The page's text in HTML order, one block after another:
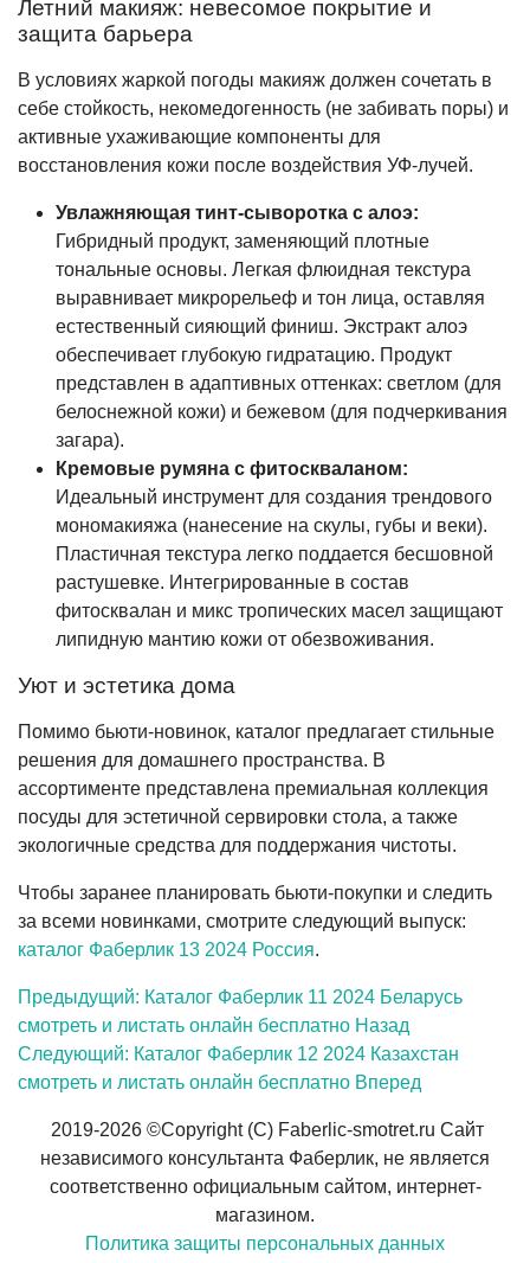
Летний макияж: невесомое покрытие и
защита барьера
В условиях жаркой погоды макияж должен сочетать в
себе стойкость, некомедогенность (не забивать поры) и
активные ухаживающие компоненты для
восстановления кожи после воздействия УФ-лучей.
Увлажняющая тинт-сыворотка с алоэ:
Гибридный продукт, заменяющий плотные
тональные основы. Легкая флюидная текстура
выравнивает микрорельеф и тон лица, оставляя
естественный сияющий финиш. Экстракт алоэ
обеспечивает глубокую гидратацию. Продукт
представлен в адаптивных оттенках: светлом (для
белоснежной кожи) и бежевом (для подчеркивания
загара).
Кремовые румяна с фитоскваланом:
Идеальный инструмент для создания трендового
мономакияжа (нанесение на скулы, губы и веки).
Пластичная текстура легко поддается бесшовной
растушевке. Интегрированные в состав
фитосквалан и микс тропических масел защищают
липидную мантию кожи от обезвоживания.
Уют и эстетика дома
Помимо бьюти-новинок, каталог предлагает стильные
решения для домашнего пространства. В
ассортименте представлена премиальная коллекция
посуды для эстетичной сервировки стола, а также
экологичные средства для поддержания чистоты.
Чтобы заранее планировать бьюти-покупки и следить
за всеми новинками, смотрите следующий выпуск:
каталог Фаберлик 13 2024 Россия.
Предыдущий: Каталог Фаберлик 11 2024 Беларусь
смотреть и листать онлайн бесплатно Назад
Следующий: Каталог Фаберлик 12 2024 Казахстан
смотреть и листать онлайн бесплатно Вперед
2019-2026 ©Copyright (C) Faberlic-smotret.ru Сайт
независимого консультанта Фаберлик, не является
соответственно официальным сайтом, интернет-
магазином.
Политика защиты персональных данных